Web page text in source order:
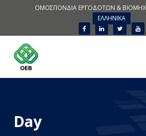
ΟΜΟΣΠΟΝΔΙΑ ΕΡΓΟΔΟΤΩΝ &
ΕΛΛΗΝΙΚΑ
Day